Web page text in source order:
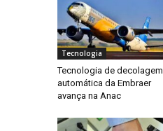
Tecnologia
Tecnologia de decolagem
automática da Embraer
avança na Anac